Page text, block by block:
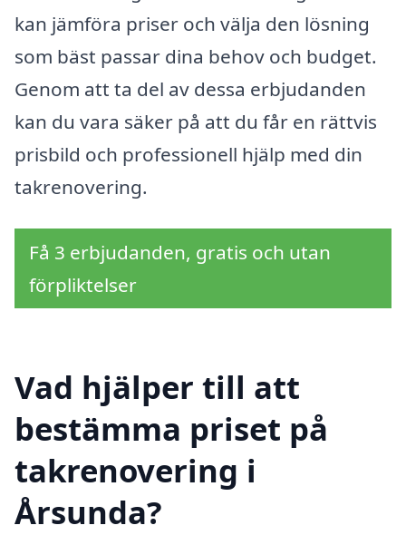
kan jämföra priser och välja den lösning
som bäst passar dina behov och budget.
Genom att ta del av dessa erbjudanden
kan du vara säker på att du får en rättvis
prisbild och professionell hjälp med din
takrenovering.
Få 3 erbjudanden, gratis och utan
förpliktelser
Vad hjälper till att
bestämma priset på
takrenovering i
Årsunda?